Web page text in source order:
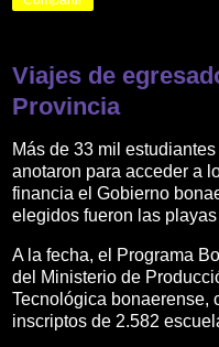
Viajes de
Provincia
Más de 33 mil
anotaron para acceder a
financia el Gobierno
elegidos fueron las
A la fecha, el Programa
del Ministerio de
Tecnológica bonaerense,
inscriptos de 2.582